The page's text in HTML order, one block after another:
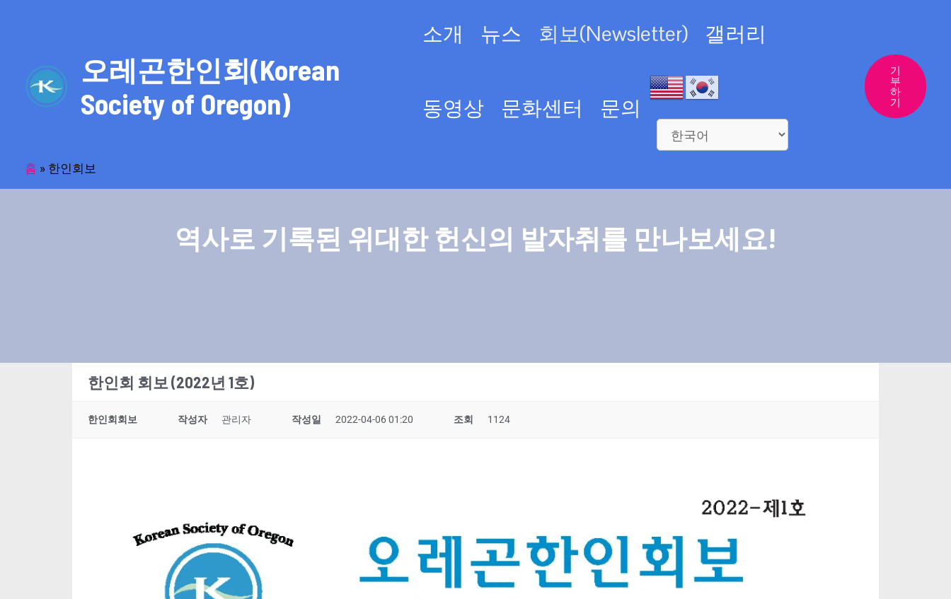
오레곤한인회(Korean
Society of Oregon)
소개 뉴스 회보(Newsletter) 갤러리
동영상 문화센터 문의
기
부
하
기
홈 » 한인회보
역사로 기록된 위대한 헌신의 발자취를 만나보세요!
한인회 회보 (2022년 1호)
한인회회보 작성자 관리자 작성일 2022-04-06 01:20 조회 1124